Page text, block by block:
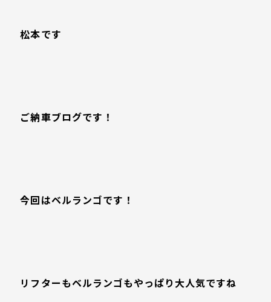
松本です
ご納車ブログです！
今回はベルランゴです！
リフターもベルランゴもやっぱり大人気ですね